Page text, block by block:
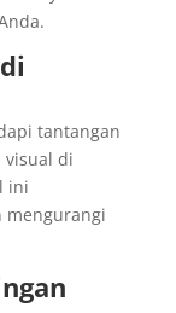
tantangan
visual di
ini
mengurangi